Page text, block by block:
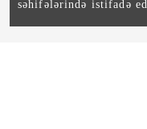
səhifələrində istifadə